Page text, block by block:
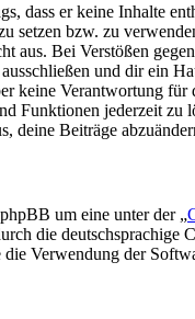
dass er keine Inhalte
setzen bzw. zu
aus. Bei Verstößen
und dir ein
keine Verantwortung
Funktionen jederzeit zu
deine Beiträge
um eine unter der „
die
Verwendung der